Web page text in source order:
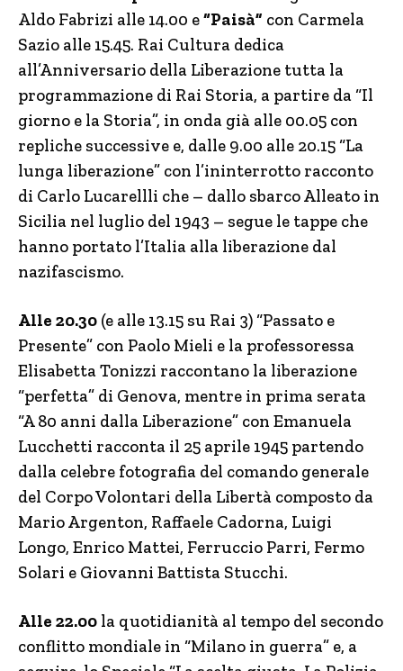
Aldo Fabrizi alle 14.00 e“Paisà” con Carmela
Sazio alle 15.45. Rai Cultura dedica
all’Anniversario della Liberazione tutta la
programmazione di Rai Storia, a partire da “Il
giorno e la Storia”, in onda già alle 00.05 con
repliche successive e, dalle 9.00 alle 20.15 “La
lunga liberazione” con l’ininterrotto racconto
di Carlo Lucarellli che – dallo sbarco Alleato in
Sicilia nel luglio del 1943 – segue le tappe che
hanno portato l’Italia alla liberazione dal
nazifascismo.
Alle 20.30 (e alle 13.15 su Rai 3) “Passato e
Presente” con Paolo Mieli e la professoressa
Elisabetta Tonizzi raccontano la liberazione
“perfetta” di Genova, mentre in prima serata
“A 80 anni dalla Liberazione” con Emanuela
Lucchetti racconta il 25 aprile 1945 partendo
dalla celebre fotografia del comando generale
del Corpo Volontari della Libertà composto da
Mario Argenton, Raffaele Cadorna, Luigi
Longo, Enrico Mattei, Ferruccio Parri, Fermo
Solari e Giovanni Battista Stucchi.
Alle 22.00 la quotidianità al tempo del secondo
conflitto mondiale in “Milano in guerra” e, a